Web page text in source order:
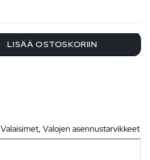
LISÄÄ OSTOSKORIIN
Valaisimet, Valojen asennustarvikkeet